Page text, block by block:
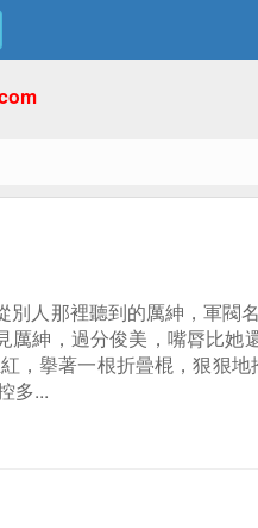
人那裡聽到的厲紳，軍閥
紳，過分俊美，嘴脣比她
，擧著一根折曡棍，狠狠地
多...